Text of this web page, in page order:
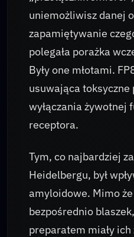
uniemożliwisz danej
zapamiętywanie
polegała porażka
Były one młotami.
usuwająca toksyczne
wyłączania żywotnej
receptora.
Tym, co najbardziej
Heidelbergu, był
amyloidowe. Mimo
bezpośrednio
preparatem miały